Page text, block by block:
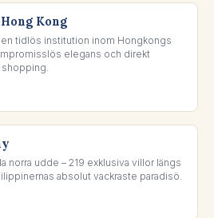
Kong
en tidlös institution inom Hongkongs
elegans och direkt
norra udde – 219 exklusiva villor längs
absolut vackraste paradisö.